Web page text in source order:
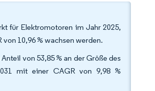
für Elektromotoren im Jahr 2025,
10,96 % wachsen werden.
von 53,85 % an der Größe des
mit einer CAGR von 9,98 %